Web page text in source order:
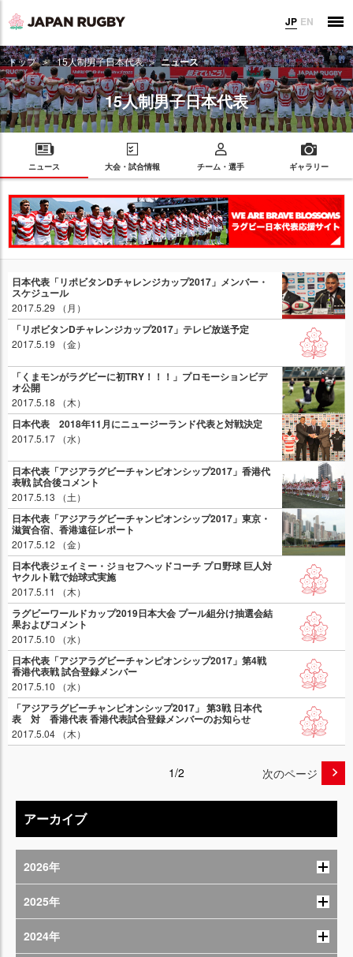
JP EN
トップ 15人制男子日本代表 ニュース
15人制男子日本代表
ニュース 大会・試合情報 チーム・選手 ギャラリー
日本代表「リポビタンDチャレンジカップ2017」メンバー・
スケジュール
2017.5.29 （月）
「リポビタンDチャレンジカップ2017」テレビ放送予定
2017.5.19 （金）
「くまモンがラグビーに初TRY！！！」プロモーションビデ
オ公開
2017.5.18 （木）
日本代表 2018年11月にニュージーランド代表と対戦決定
2017.5.17 （水）
日本代表「アジアラグビーチャンピオンシップ2017」香港代
表戦 試合後コメント
2017.5.13 （土）
日本代表「アジアラグビーチャンピオンシップ2017」東京・
滋賀合宿、香港遠征レポート
2017.5.12 （金）
日本代表ジェイミー・ジョセフヘッドコーチ プロ野球 巨人対
ヤクルト戦で始球式実施
2017.5.11 （木）
ラグビーワールドカップ2019日本大会 プール組分け抽選会結
果およびコメント
2017.5.10 （水）
日本代表「アジアラグビーチャンピオンシップ2017」第4戦
香港代表戦 試合登録メンバー
2017.5.10 （水）
「アジアラグビーチャンピオンシップ2017」 第3戦 日本代
表 対 香港代表 香港代表試合登録メンバーのお知らせ
2017.5.04 （木）
1/2 次のページ
アーカイブ
2026年
2025年
2024年